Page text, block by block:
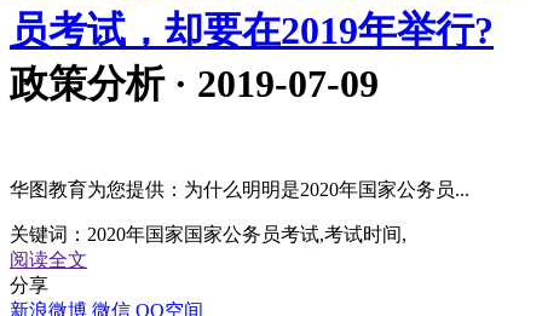
员考试，却要在2019年举行?
政策分析 · 2019-07-09
华图教育为您提供：为什么明明是2020年国家公务员...
关键词： 2020年国家国家公务员考试,考试时间,
阅读全文
分享
新浪微博 微信 QQ空间